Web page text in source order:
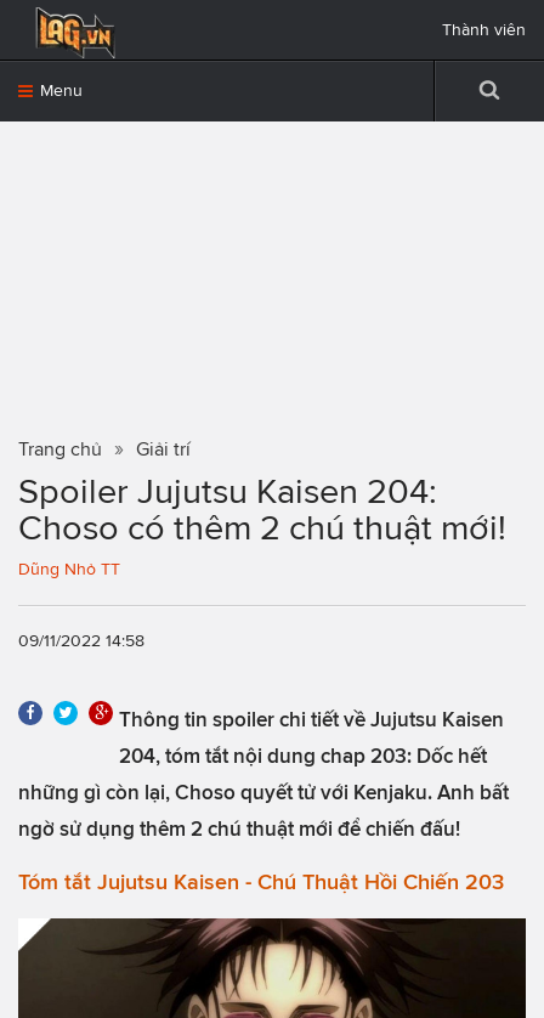
Menu
Thành viên
Trang chủ Giải trí
Spoiler Jujutsu Kaisen 204:
Choso có thêm 2 chú thuật mới!
Dũng Nhỏ TT
09/11/2022 14:58
Thông tin spoiler chi tiết về Jujutsu Kaisen
204, tóm tắt nội dung chap 203: Dốc hết
những gì còn lại, Choso quyết tử với Kenjaku. Anh bất
ngờ sử dụng thêm 2 chú thuật mới để chiến đấu!
Tóm tắt Jujutsu Kaisen - Chú Thuật Hồi Chiến 203